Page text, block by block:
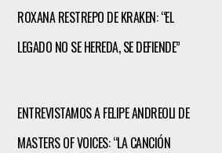
ROXANA RESTREPO DE KRAKEN: “EL
LEGADO NO SE HEREDA, SE DEFIENDE”
ENTREVISTAMOS A FELIPE ANDREOLI DE
MASTERS OF VOICES: “LA CANCIÓN